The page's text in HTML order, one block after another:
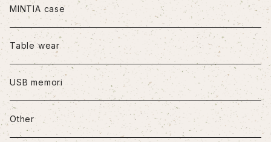
iPhone11Pro Max
iPhone12/12Pro
iPhone12mini
iPhone12Pro Max
MINTIA case
Table wear
USB memori
Other